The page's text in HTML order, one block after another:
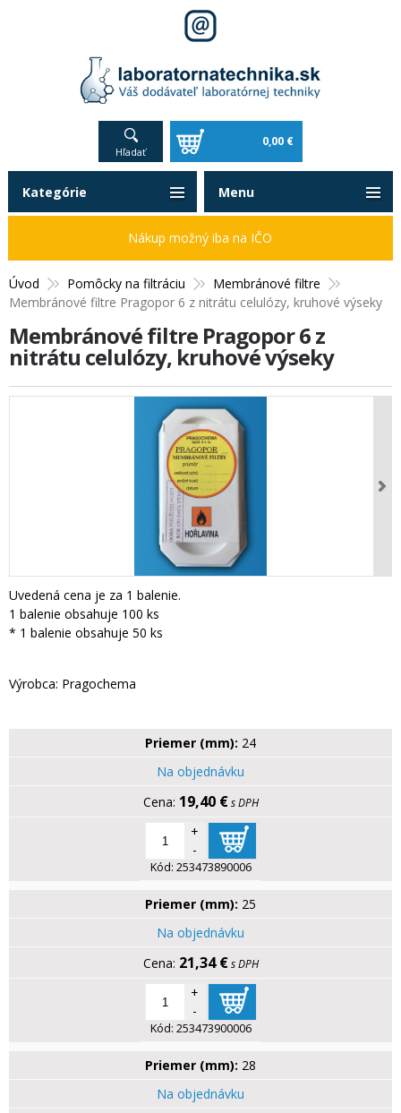
Hľadať
0,00 €
Úvod Pomôcky na filtráciu
Membránové filtre
Membránové filtre Pragopor 6 z nitrátu celulózy, kruhové výseky
Membránové filtre Pragopor 6 z
nitrátu celulózy, kruhové výseky
Uvedená cena je za 1 balenie.
1 balenie obsahuje 100 ks
* 1 balenie obsahuje 50 ks
Výrobca: Pragochema
Priemer (mm): 24
Na objednávku
19,40 € s DPH
+
-
Kód: 253473890006
Priemer (mm): 25
Na objednávku
21,34 € s DPH
+
-
Kód: 253473900006
Priemer (mm): 28
Na objednávku
Kategórie
Nákup možný iba na IČO
Menu